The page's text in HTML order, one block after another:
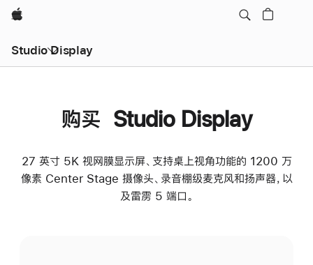
Apple
Studio Display
购买 Studio Display
27 英寸 5K 视网膜显示屏、支持桌上视角功能的 1200 万
像素 Center Stage 摄像头、录音棚级麦克风和扬声器，以
及雷雳 5 端口。